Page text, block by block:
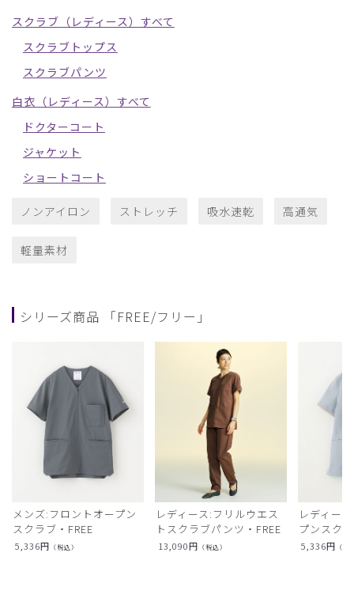
スクラブ（レディース）すべて
スクラブトップス
スクラブパンツ
白衣（レディース）すべて
ドクターコート
ジャケット
ショートコート
ノンアイロン ストレッチ 吸水速乾 高通気
軽量素材
シリーズ商品 「FREE/フリー」
メンズ:フロントオープン
スクラブ・FREE
5,336円 （税込）
レディース:フリルウエス
トスクラブパンツ・FREE
13,090円 （税込）
レディー
プンスク
5,336円 （税